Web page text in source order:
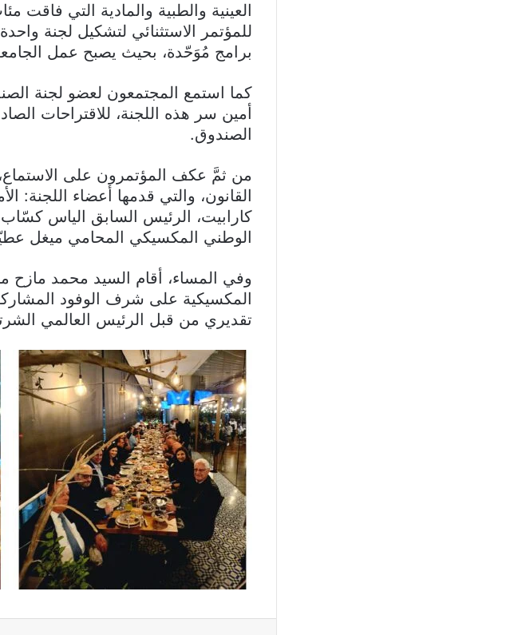
العينية والطبية والمادية التي
للمؤتمر الاستثنائي لتشكيل لجنة
برامج مُوَحّدة، بحيث يصبح عمل الجامعة
كما استمع المجتمعون لعضو لجنة
أمين سر هذه اللجنة، للاقتراحات
الصندوق.
من ثمَّ عكف المؤتمرون على
القانون، والتي قدمها أعضاء اللجنة:
كارابيت، الرئيس السابق الياس
الوطني المكسيكي المحامي ميغل
وفي المساء، أقام السيد محمد
المكسيكية على شرف الوفود
تقديري من قبل الرئيس العالمي